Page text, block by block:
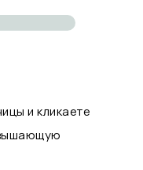
и кликаете